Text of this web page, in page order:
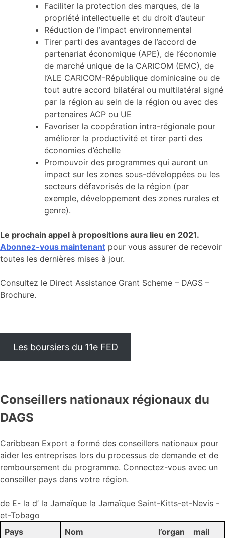
Faciliter la protection des marques, de la
propriété intellectuelle et du droit d’auteur
Réduction de l’impact environnemental
Tirer parti des avantages de l’accord de
partenariat économique (APE), de l’économie
de marché unique de la CARICOM (EMC), de
l’ALE CARICOM-République dominicaine ou de
tout autre accord bilatéral ou multilatéral signé
par la région au sein de la région ou avec des
partenaires ACP ou UE
Favoriser la coopération intra-régionale pour
améliorer la productivité et tirer parti des
économies d’échelle
Promouvoir des programmes qui auront un
impact sur les zones sous-développées ou les
secteurs défavorisés de la région (par
exemple, développement des zones rurales et
genre).
Le prochain appel à propositions aura lieu en 2021.
Abonnez-vous maintenant pour vous assurer de recevoir
toutes les dernières mises à jour.
Consultez le Direct Assistance Grant Scheme – DAGS –
Brochure.
Les boursiers du 11e FED
Conseillers nationaux régionaux du
DAGS
Caribbean Export a formé des conseillers nationaux pour
aider les entreprises lors du processus de demande et de
remboursement du programme. Connectez-vous avec un
conseiller pays dans votre région.
de E- la d’ la Jamaïque la Jamaïque Saint-Kitts-et-Nevis -
et-Tobago
Pays
Nom
l’organ
mail